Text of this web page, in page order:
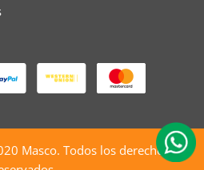
Masco. Todos los derechos